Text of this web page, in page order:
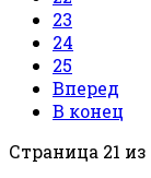
23
24
25
Вперед
В конец
Страница 21 из